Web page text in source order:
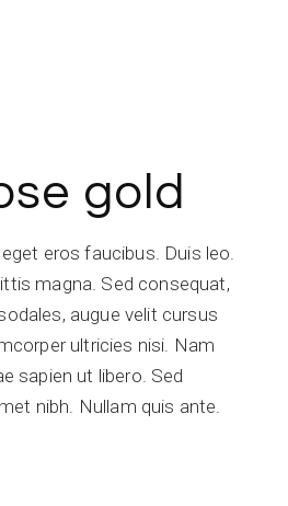
gold
eros faucibus. Duis leo.
magna. Sed consequat,
augue velit cursus
ultricies nisi. Nam
sapien ut libero. Sed
nibh. Nullam quis ante.